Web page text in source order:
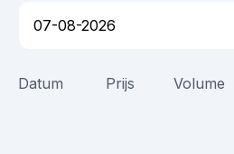
Datum Prijs Volume